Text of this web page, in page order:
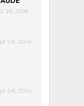
26, 2016
06, 2014
06, 2014